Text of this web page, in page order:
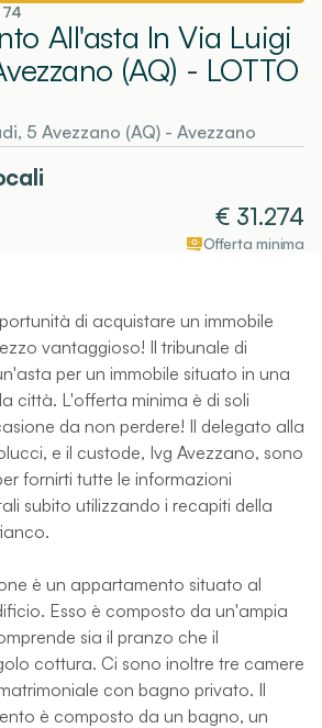
All'asta In Via Luigi
(AQ) - LOTTO
5 Avezzano (AQ) - Avezzano
€ 31.274
Offerta minima
di acquistare un immobile
vantaggioso! Il tribunale di
per un immobile situato in una
città. L'offerta minima è di soli
da non perdere! Il delegato alla
e il custode, Ivg Avezzano, sono
fornirti tutte le informazioni
subito utilizzando i recapiti della
è un appartamento situato al
Esso è composto da un'ampia
sia il pranzo che il
cottura. Ci sono inoltre tre camere
con bagno privato. Il
è composto da un bagno, un